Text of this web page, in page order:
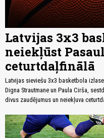
Latvijas 3x3
neiekļūst
ceturtdaļfinālā
Latvijas sieviešu 3x3 basketbola
Digna Strautmane un Paula Cirša,
divus zaudējumus un neiekļuva